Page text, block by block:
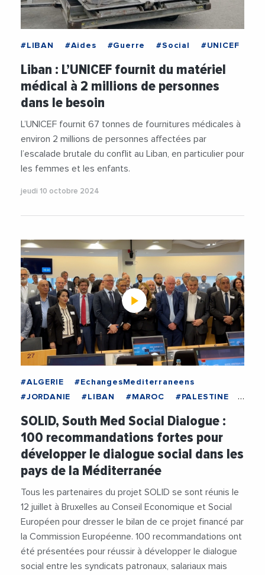
#LIBAN #Aides #Guerre #Social #UNICEF
Liban : L’UNICEF fournit du matériel
médical à 2 millions de personnes
dans le besoin
L’UNICEF fournit 67 tonnes de fournitures médicales à
environ 2 millions de personnes affectées par
l’escalade brutale du conflit au Liban, en particulier pour
les femmes et les enfants.
jeudi 10 octobre 2024
#ALGERIE
#EchangesMediterraneens
#JORDANIE
#LIBAN #MAROC
#PALESTINE
#DeveloppementDurable
#Innovation
#JihenBoutiba
#ONG #Politique
#Social
#TarekTawfik
#Transition #UnionEuropeenne
SOLID, South Med Social Dialogue :
100 recommandations fortes pour
développer le dialogue social dans les
pays de la Méditerranée
Tous les partenaires du projet SOLID se sont réunis le
12 juillet à Bruxelles au Conseil Economique et Social
Européen pour dresser le bilan de ce projet financé par
la Commission Européenne. 100 recommandations ont
été présentées pour réussir à développer le dialogue
social entre les syndicats patronaux, salariaux mais